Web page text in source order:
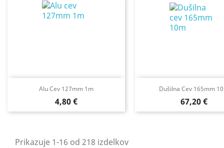
Alu Cev 127mm 1m
Cena
4,80 €
Dušilna Cev 165mm
Cena
67,20 €
Prikazuje 1-16 od 218 izdelkov